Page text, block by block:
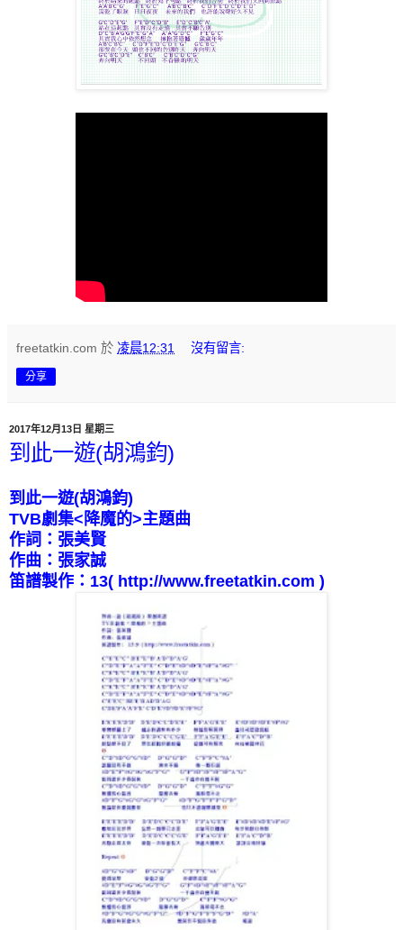
freetatkin.com 於 凌晨12:31 沒有留言:
分享
2017年12月13日 星期三
到此一遊(胡鴻鈞)
到此一遊(胡鴻鈞)
TVB劇集<降魔的>主題曲
作詞：張美賢
作曲：張家誠
笛譜製作：13( http://www.freetatkin.com )